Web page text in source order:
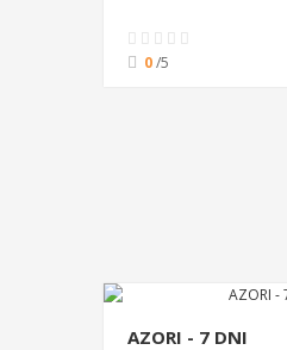
0/5
AZORI - 7 DNI